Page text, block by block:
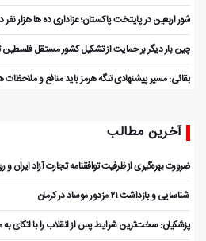
شور اربعین در پایتخت پاکستان؛ عزاداری ده ها هزار نفر
چین بار دیگر بر حمایت از تشکیل کشور مستقل فلسطین
بقائی: مسیر پیشنهادی تنگه هرمز باید منافع و
آخرین مطالب
ضرورت بهره‌گیری از ظرفیت توافقنامه تجارت آزاد ایران و
️ شناسایی و بازداشت ۲۱ مزدور موساد در کرمان
پزشکیان: سخت‌ترین شرایط پس از انقلاب را با اتکای